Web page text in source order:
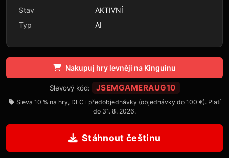
Stav
AKTIVNÍ
Typ
AI
Nakupuj hry levněji na Kinguinu
Slevový kód: JSEMGAMERAUG10
Sleva 10 % na hry, DLC i předobjednávky (objednávky do 100 €). Platí
do 31. 8. 2026.
Stáhnout češtinu